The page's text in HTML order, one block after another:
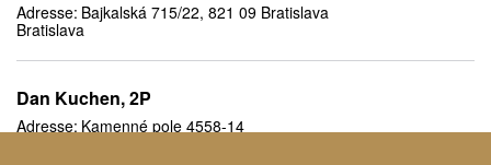
Adresse: Bajkalská 715/22, 821 09 Bratislava
Bratislava
Dan Kuchen, 2P
Adresse: Kamenné pole 4558-14